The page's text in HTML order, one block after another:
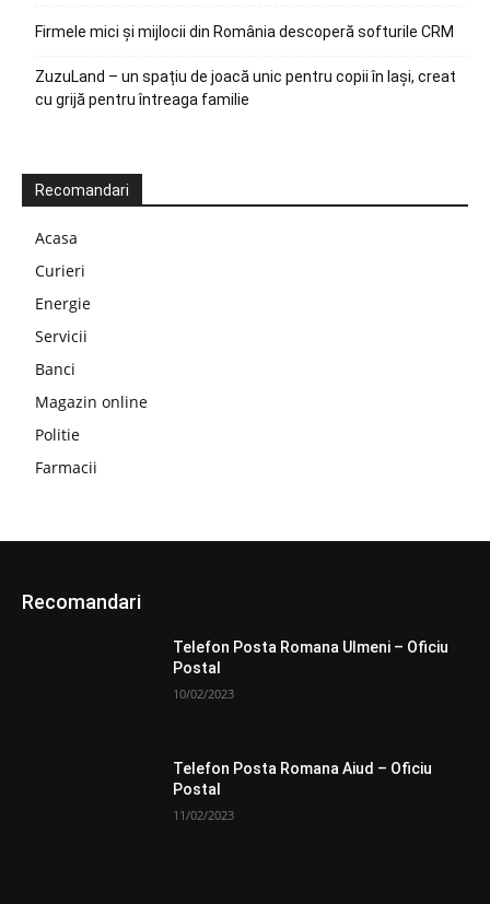
Firmele mici și mijlocii din România descoperă softurile CRM
ZuzuLand – un spațiu de joacă unic pentru copii în Iași, creat
cu grijă pentru întreaga familie
Recomandari
Acasa
Curieri
Energie
Servicii
Banci
Magazin online
Politie
Farmacii
Recomandari
Telefon Posta Romana Ulmeni – Oficiu
Postal
10/02/2023
Telefon Posta Romana Aiud – Oficiu
Postal
11/02/2023